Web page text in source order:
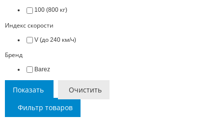
100 (800 кг)
Индекс скорости
V (до 240 км/ч)
Бренд
Barez
Показать Очистить
Фильтр товаров